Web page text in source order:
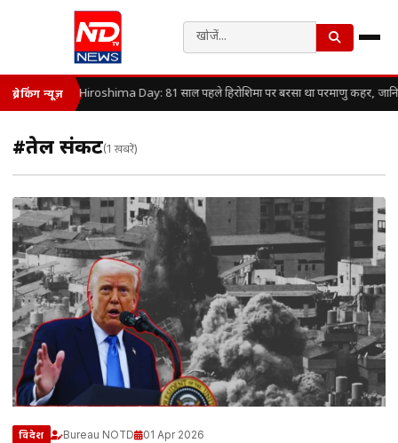
ब्रेकिंग न्यूज़ Hiroshima Day: 81 साल पहले हिरोशिमा पर बरसा था परमाणु कहर,
#तेल संकट(1 खबरें)
विदेश Bureau NOTD 01 Apr 2026